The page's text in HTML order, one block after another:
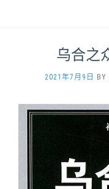
乌合之
2021年7月9日 BY